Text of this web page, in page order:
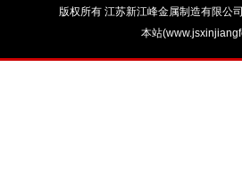
版权所有 江苏新江峰金属制造有限公
本站